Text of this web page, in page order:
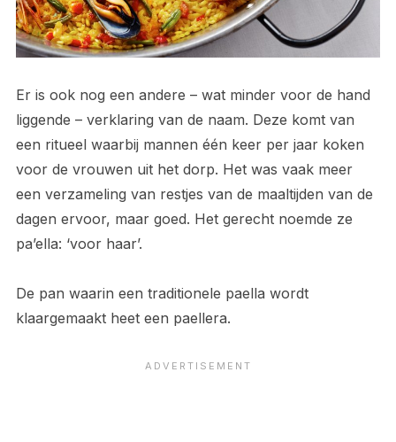
Er is ook nog een andere – wat minder voor de hand
liggende – verklaring van de naam. Deze komt van
een ritueel waarbij mannen één keer per jaar koken
voor de vrouwen uit het dorp. Het was vaak meer
een verzameling van restjes van de maaltijden van de
dagen ervoor, maar goed. Het gerecht noemde ze
pa’ella: ‘voor haar’.
De pan waarin een traditionele paella wordt
klaargemaakt heet een paellera.